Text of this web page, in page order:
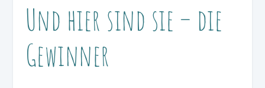
Und hier sind sie – die
Gewinner